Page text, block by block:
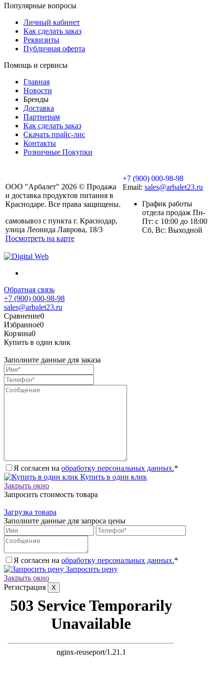
Популярные вопросы
Личный кабинет
Как сделать заказ
Реквизиты
Публичная оферта
Помощь и сервисы
Главная
Новости
Бренды
Доставка
Партнерам
Как сделать заказ
Скачать прайс-лис
Контакты
Розничные Покупки
ООО "Арбалет" 2026 © Продажа
и доставка продуктов питания в
Краснодаре. Все права защищены.
самовывоз с пункта г. Краснодар,
улица Леонида Лаврова, 18/3
Посмотреть на карте
+7 (900) 000-98-98
Email: sales@arbalet23.ru
График работы
отдела продаж Пн-
Пт: с 10:00 до 18:00
Сб, Вс: Выходной
Обратная связь
+7 (900) 000-98-98
sales@arbalet23.ru
Сравнение0
Избранное0
Корзина0
Купить в один клик
Заполните данные для заказа
Я согласен на обработку персональных данных.*
Купить в один клик
Закрыть окно
Запросить стоимость товара
Загрузка товара
Заполните данные для запроса цены
Я согласен на обработку персональных данных.*
Запросить цену
Закрыть окно
Регистрация
X